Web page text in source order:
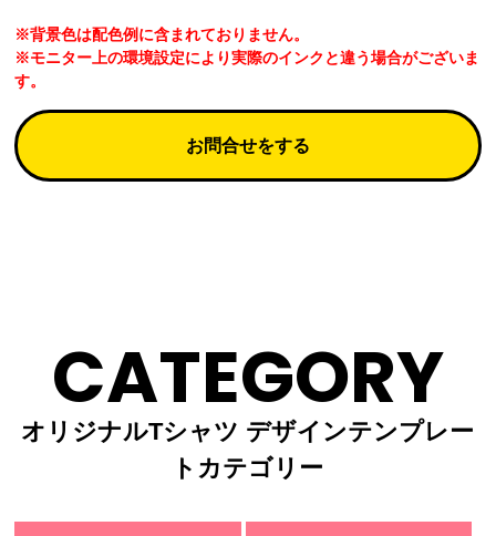
※背景色は配色例に含まれておりません。
※モニター上の環境設定により実際のインクと違う場合がございま
す。
お問合せをする
CATEGORY
オリジナルTシャツ デザインテンプレー
トカテゴリー